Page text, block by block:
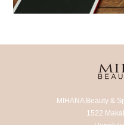
MIHANA Beauty &
1522